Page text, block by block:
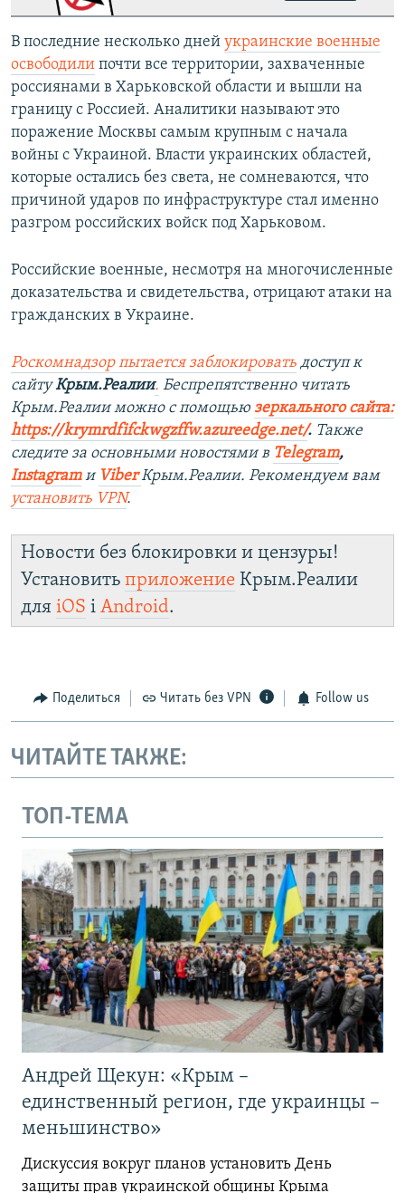
В последние несколько дней украинские военные
освободили почти все территории, захваченные
россиянами в Харьковской области и вышли на
границу с Россией. Аналитики называют это
поражение Москвы самым крупным с начала
войны с Украиной. Власти украинских областей,
которые остались без света, не сомневаются, что
причиной ударов по инфраструктуре стал именно
разгром российских войск под Харьковом.
Российские военные, несмотря на многочисленные
доказательства и свидетельства, отрицают атаки на
гражданских в Украине.
Роскомнадзор пытается заблокировать доступ к
сайтуКрым.Реалии. Беспрепятственно читать
Крым.Реалии можно с помощью зеркального сайта:
https://krymrdfifckwgzffw.azureedge.net/. ​ Также
следите за основными новостями в Telegram,
Instagram и ViberКрым.Реалии. Рекомендуем вам
установить VPN.
Новости без блокировки и цензуры!
Установить приложение Крым.Реалии
для iOS і Android.
Поделиться Читать без VPN Follow us
ЧИТАЙТЕ ТАКЖЕ:
ТОП-ТЕМА
Андрей Щекун: «Крым –
единственный регион, где украинцы –
меньшинство»
Дискуссия вокруг планов установить День
защиты прав украинской общины Крыма